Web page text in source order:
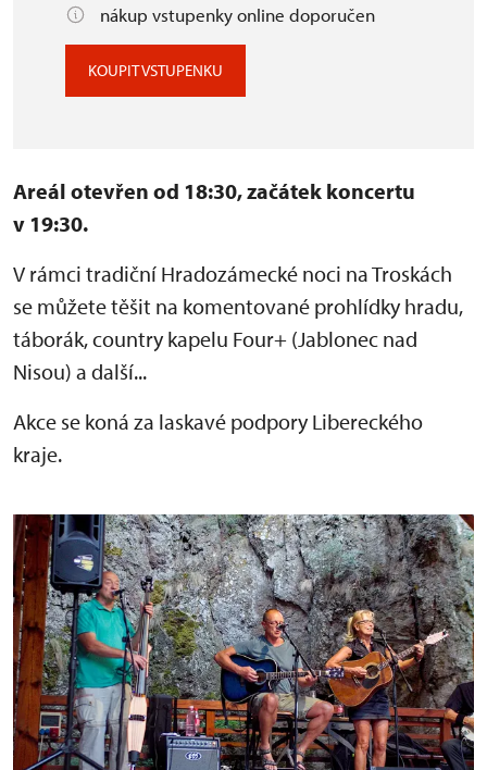
nákup vstupenky online doporučen
KOUPIT VSTUPENKU
Areál otevřen od 18:30, začátek koncertu
v 19:30.
V rámci tradiční Hradozámecké noci na Troskách
se můžete těšit na komentované prohlídky hradu,
táborák, country kapelu Four+ (Jablonec nad
Nisou) a další...
Akce se koná za laskavé podpory Libereckého
kraje.